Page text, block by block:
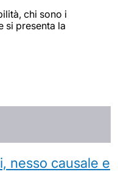
chi sono i
si presenta la
nesso causale e